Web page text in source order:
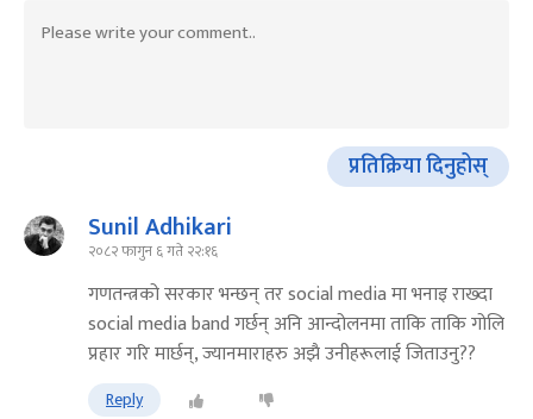
प्रतिक्रिया दिनुहोस्
Sunil Adhikari
२०८२ फागुन ६ गते २२:१६
गणतन्त्रको सरकार भन्छन् तर social media मा भनाइ राख्दा
social media band गर्छन् अनि आन्दोलनमा ताकि ताकि गोलि
प्रहार गरि मार्छन्, ज्यानमाराहरु अझै उनीहरूलाई जिताउनु??
Reply